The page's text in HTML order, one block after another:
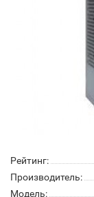
Рейтинг:
Производитель:
Модель: